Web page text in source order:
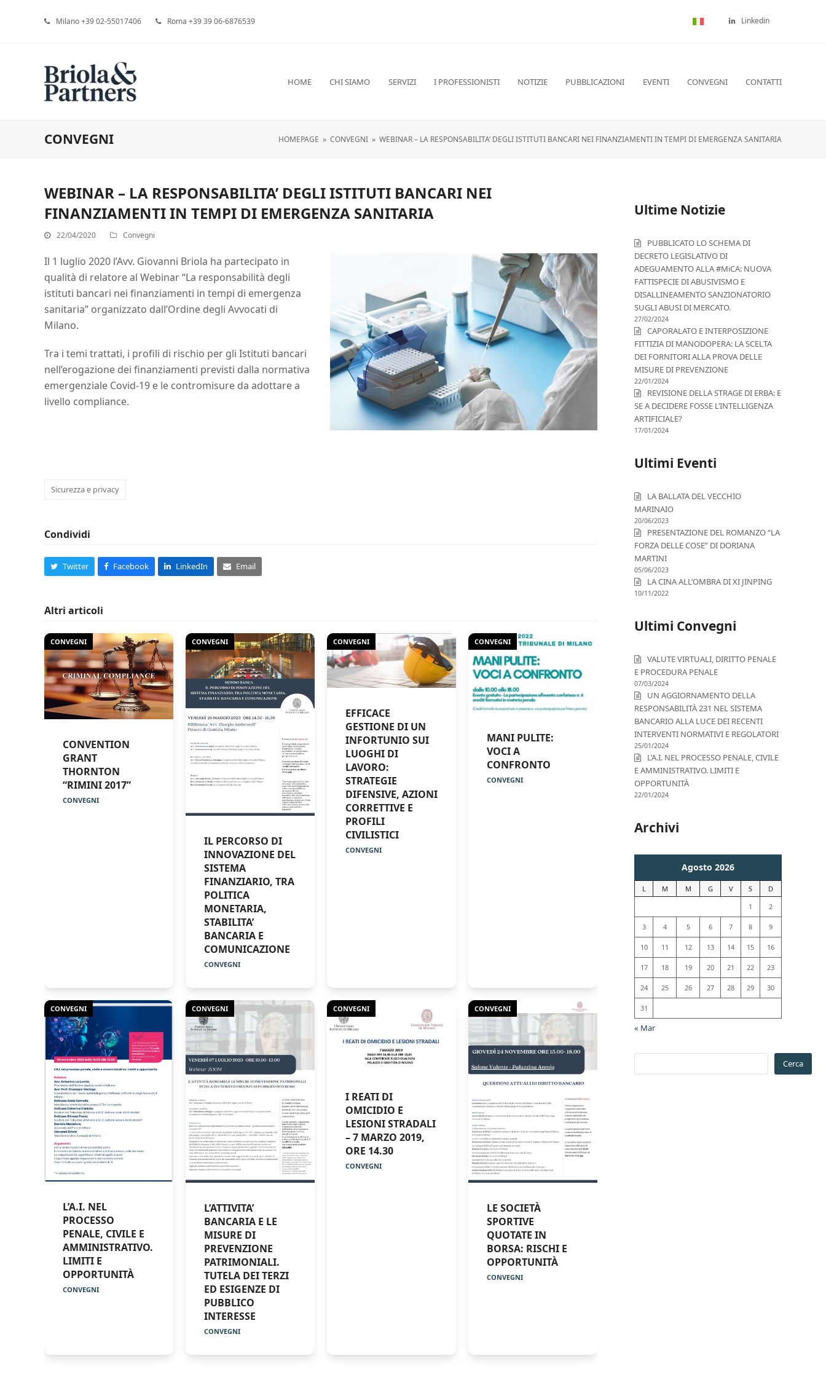
Milano +39 02-55017406 Roma +39 39 06-6876539 Linkedin
HOME CHI SIAMO SERVIZI I PROFESSIONISTI NOTIZIE PUBBLICAZIONI EVENTI CONVEGNI CONTATTI
CONVEGNI HOMEPAGE » CONVEGNI » WEBINAR – LA RESPONSABILITA’ DEGLI ISTITUTI BANCARI NEI FINANZIAMENTI IN TEMPI DI EMERGENZA SANITARIA
WEBINAR – LA RESPONSABILITA’ DEGLI ISTITUTI BANCARI NEI
FINANZIAMENTI IN TEMPI DI EMERGENZA SANITARIA
22/04/2020 Convegni
Il 1 luglio 2020 l’Avv. Giovanni Briola ha partecipato in
qualità di relatore al Webinar “La responsabilità degli
istituti bancari nei finanziamenti in tempi di emergenza
sanitaria” organizzato dall’Ordine degli Avvocati di
Milano.
Tra i temi trattati, i profili di rischio per gli Istituti bancari
nell’erogazione dei finanziamenti previsti dalla normativa
emergenziale Covid-19 e le contromisure da adottare a
livello compliance.
Sicurezza e privacy
Condividi
Twitter Facebook LinkedIn Email
Altri articoli
CONVEGNI
CONVENTION
GRANT
THORNTON
“RIMINI 2017”
CONVEGNI
CONVEGNI
IL PERCORSO DI
INNOVAZIONE DEL
SISTEMA
FINANZIARIO, TRA
POLITICA
MONETARIA,
STABILITA’
BANCARIA E
COMUNICAZIONE
CONVEGNI
CONVEGNI
EFFICACE
GESTIONE DI UN
INFORTUNIO SUI
LUOGHI DI
LAVORO:
STRATEGIE
DIFENSIVE, AZIONI
CORRETTIVE E
PROFILI
CIVILISTICI
CONVEGNI
CONVEGNI
MANI PULITE:
VOCI A
CONFRONTO
CONVEGNI
CONVEGNI
L’A.I. NEL
PROCESSO
PENALE, CIVILE E
AMMINISTRATIVO.
LIMITI E
OPPORTUNITÀ
CONVEGNI
CONVEGNI
L’ATTIVITA’
BANCARIA E LE
MISURE DI
PREVENZIONE
PATRIMONIALI.
TUTELA DEI TERZI
ED ESIGENZE DI
PUBBLICO
INTERESSE
CONVEGNI
CONVEGNI
I REATI DI
OMICIDIO E
LESIONI STRADALI
– 7 MARZO 2019,
ORE 14.30
CONVEGNI
CONVEGNI
LE SOCIETÀ
SPORTIVE
QUOTATE IN
BORSA: RISCHI E
OPPORTUNITÀ
CONVEGNI
Ultime Notizie
PUBBLICATO LO SCHEMA DI
DECRETO LEGISLATIVO DI
ADEGUAMENTO ALLA #MiCA: NUOVA
FATTISPECIE DI ABUSIVISMO E
DISALLINEAMENTO SANZIONATORIO
SUGLI ABUSI DI MERCATO.
27/02/2024
CAPORALATO E INTERPOSIZIONE
FITTIZIA DI MANODOPERA: LA SCELTA
DEI FORNITORI ALLA PROVA DELLE
MISURE DI PREVENZIONE
22/01/2024
REVISIONE DELLA STRAGE DI ERBA: E
SE A DECIDERE FOSSE L’INTELLIGENZA
ARTIFICIALE?
17/01/2024
Ultimi Eventi
LA BALLATA DEL VECCHIO
MARINAIO
20/06/2023
PRESENTAZIONE DEL ROMANZO “LA
FORZA DELLE COSE” DI DORIANA
MARTINI
05/06/2023
LA CINA ALL’OMBRA DI XI JINPING
10/11/2022
Ultimi Convegni
VALUTE VIRTUALI, DIRITTO PENALE
E PROCEDURA PENALE
07/03/2024
UN AGGIORNAMENTO DELLA
RESPONSABILITÀ 231 NEL SISTEMA
BANCARIO ALLA LUCE DEI RECENTI
INTERVENTI NORMATIVI E REGOLATORI
25/01/2024
L’A.I. NEL PROCESSO PENALE, CIVILE
E AMMINISTRATIVO. LIMITI E
OPPORTUNITÀ
22/01/2024
Archivi
Agosto 2026
L M M G V S
D
1
2
3 4 5 6 7 8 9
10 11 12 13 14 15 16
17 18 19 20 21 22 23
24 25 26 27 28 29 30
31
« Mar
Cerca